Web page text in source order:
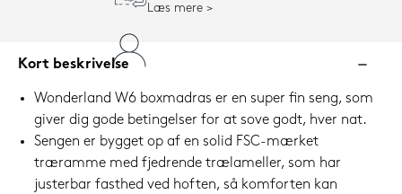
Læs mere
Kort beskrivelse
Wonderland W6 boxmadras er en super fin seng, som
giver dig gode betingelser for at sove godt, hver nat.
Sengen er bygget op af en solid FSC-mærket
træramme med fjedrende trælameller, som har
justerbar fasthed ved hoften, så komforten kan